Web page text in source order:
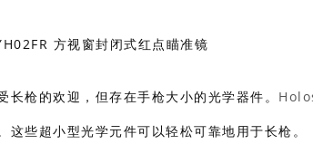
长枪的欢迎，但存在手枪大小的光学器件。
这些超小型光学元件可以轻松可靠地用于长枪。